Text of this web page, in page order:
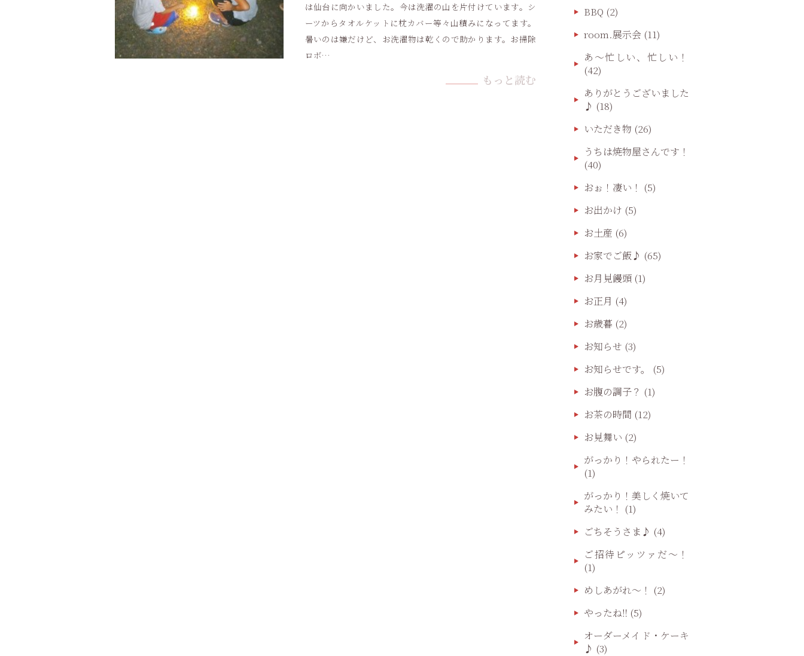
は仙台に向かいました。今は洗濯の山を片付けています。シ
ーツからタオルケットに枕カバー等々山積みになってます。
暑いのは嫌だけど、お洗濯物は乾くので助かります。お掃除
ロボ…
もっと読む
BBQ (2)
room.展示会 (11)
あ〜忙しい、忙しい！
(42)
ありがとうございました
♪ (18)
いただき物 (26)
うちは焼物屋さんです！
(40)
おぉ！凄い！ (5)
お出かけ (5)
お土産 (6)
お家でご飯♪ (65)
お月見饅頭 (1)
お正月 (4)
お歳暮 (2)
お知らせ (3)
お知らせです。
(5)
お腹の調子？ (1)
お茶の時間 (12)
お見舞い (2)
がっかり！やられたー！
(1)
がっかり！美しく焼いて
みたい！ (1)
ごちそうさま♪ (4)
ご招待ピッツァだ〜！
(1)
めしあがれ～！ (2)
やったね‼️ (5)
オーダーメイド・ケーキ
♪ (3)